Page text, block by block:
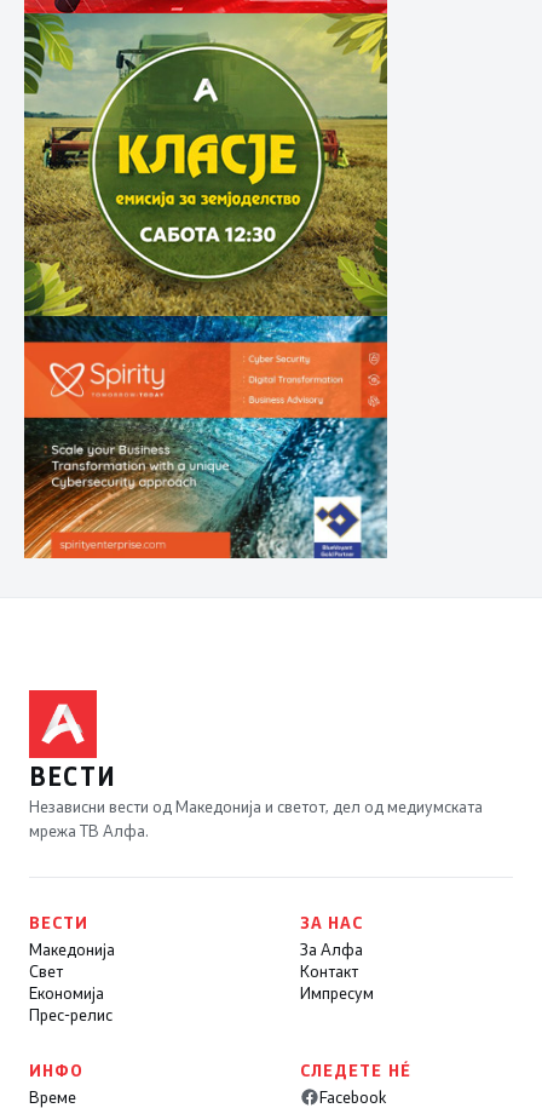
ВЕСТИ
Независни вести од Македонија и светот, дел од медиумската
мрежа ТВ Алфа.
ВЕСТИ
Македонија
Свет
Економија
Прес-релис
ЗА НАС
За Алфа
Контакт
Импресум
ИНФО
Време
СЛЕДЕТЕ НÉ
Facebook